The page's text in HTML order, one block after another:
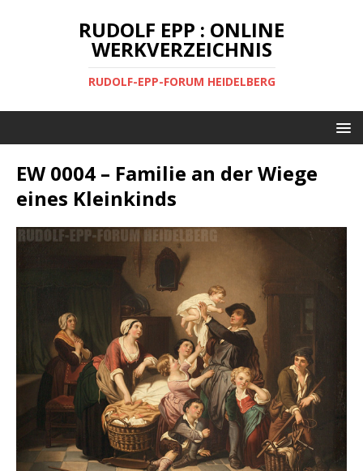
RUDOLF EPP : ONLINE
WERKVERZEICHNIS
RUDOLF-EPP-FORUM HEIDELBERG
EW 0004 – Familie an der Wiege
eines Kleinkinds